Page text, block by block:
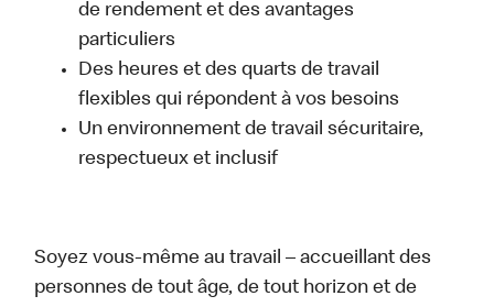
de rendement et des avantages
particuliers
Des heures et des quarts de travail
flexibles qui répondent à vos besoins
Un environnement de travail sécuritaire,
respectueux et inclusif
Soyez vous-même au travail – accueillant des
personnes de tout âge, de tout horizon et de